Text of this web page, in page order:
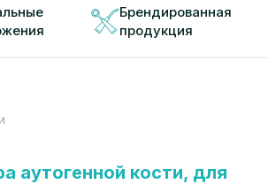
Брендированная
продукция
аутогенной кости, для